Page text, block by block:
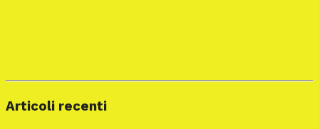
Articoli recenti